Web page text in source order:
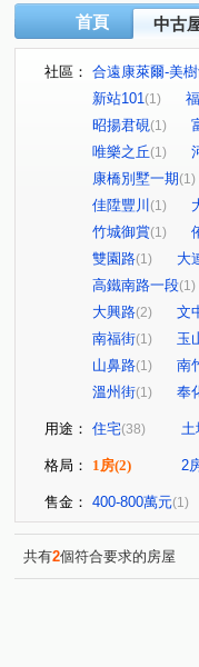
首頁 中古
社區： 合遠康萊爾-美
新站101(1)
昭揚君硯(1)
唯樂之丘(1)
康橋別墅一期(1)
佳陞豐川 (1)
竹城御賞(1)
雙園路(1) 大
高鐵南路一段(1)
大興路(2) 文
南福街(1) 玉
山鼻路(1) 南
溫州街(1) 奉
用途： 住宅(38) 土
格局： 1房(2) 2
售金： 400-800萬元(1)
共有2個符合要求的房屋